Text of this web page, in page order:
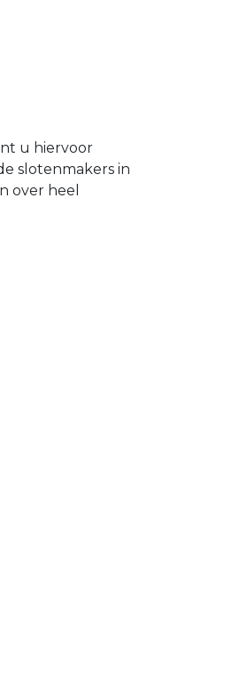
u hiervoor
slotenmakers in
over heel